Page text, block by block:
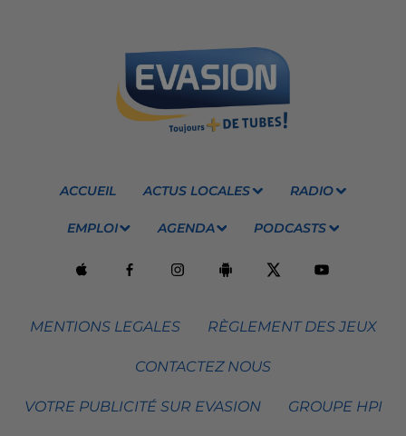
ACCUEIL ACTUS LOCALES RADIO
EMPLOI AGENDA PODCASTS
MENTIONS LEGALES RÈGLEMENT DES JEUX
CONTACTEZ NOUS
VOTRE PUBLICITÉ SUR EVASION GROUPE HPI